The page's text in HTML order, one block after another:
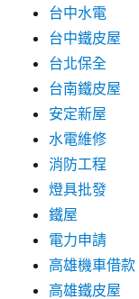
台中水電
台中鐵皮屋
台北保全
台南鐵皮屋
安定新屋
水電維修
消防工程
燈具批發
鐵屋
電力申請
高雄機車借款
高雄鐵皮屋